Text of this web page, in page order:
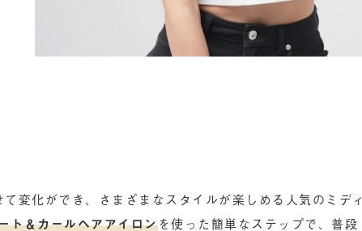
変化ができ、さまざまなスタイルが楽しめる人気のミディ
ト＆カールヘアアイロンを使った簡単なステップで、普段